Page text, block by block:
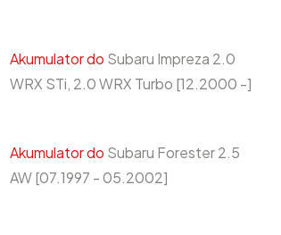
Akumulator do Subaru Impreza 2.0
WRX STi, 2.0 WRX Turbo [12.2000 -]
Akumulator do Subaru Forester 2.5
AW [07.1997 - 05.2002]